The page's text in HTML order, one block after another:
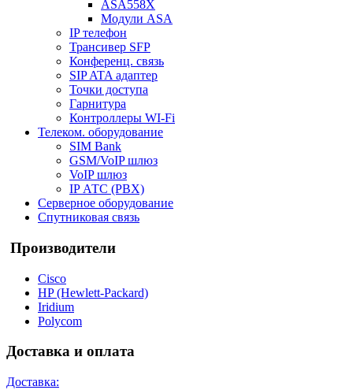
ASA558X
Модули ASA
IP телефон
Трансивер SFP
Конференц. связь
SIP ATA адаптер
Точки доступа
Гарнитура
Контроллеры WI-Fi
Телеком. оборудование
SIM Bank
GSM/VoIP шлюз
VoIP шлюз
IP АТС (PBX)
Серверное оборудование
Спутниковая связь
Производители
Cisco
HP (Hewlett-Packard)
Iridium
Polycom
Доставка и оплата
Доставка: